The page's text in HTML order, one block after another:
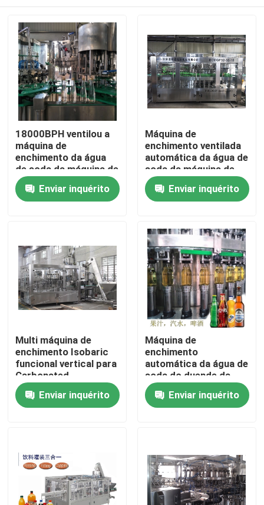
Casa
Quem Somos
Produtos
máquina de enchimento do suco
Máquina de enchimento automática do óleo
Máquina de enchimento do molho
Máquina de enchimento da água de soda
máquina de enchimento da cerveja
18000BPH ventilou a
máquina de
enchimento da água
de soda da máquina de
engarrafamento da
água de soda
Enviar inquérito
Máquina de
enchimento ventilada
automática da água de
soda da máquina de
enchimento da água
de soda 12000BPH de
aço inoxidável
Enviar inquérito
Multi máquina de
enchimento Isobaric
funcional vertical para
Carbonated
Enviar inquérito
Máquina de
enchimento
automática da água de
soda do duende da
cola de 22000BPH
0.25LEnviar inquérito